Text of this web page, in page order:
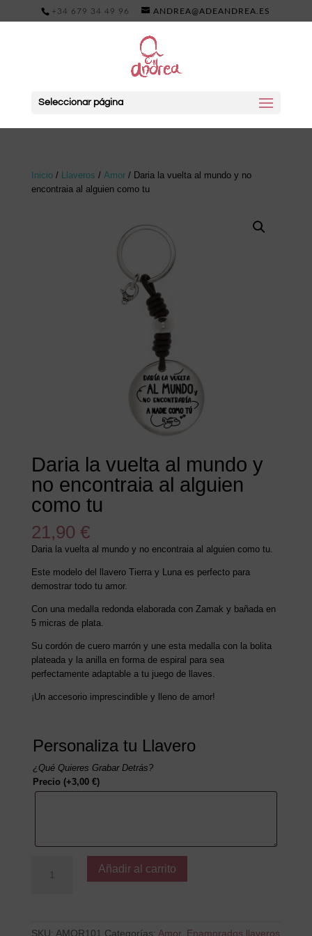
+34 679 34 49 96 ANDREA@ADEANDREA.ES
Seleccionar página
Inicio/ Llaveros / Amor/ Daria la vuelta al mundo y no
encontraia al alguien como tu
Daria la vuelta al mundo y
no encontraia al alguien
como tu
21,90 €
Daria la vuelta al mundo y no encontraia al alguien como tu.
Este modelo del llavero Tierra y Luna es perfecto para
demostrar todo tu amor.
Con una medalla redonda elaborada con Zamak y bañada en
5 micras de plata.
Su cordón de cuero marrón y une esta medalla con la bolita
plateada y la anilla en forma de espiral para sea
perfectamente adaptable a tu juego de llaves.
¡Un accesorio imprescindible y lleno de amor!
Personaliza tu Llavero
¿Qué Quieres Grabar Detrás?
Precio (+3,00 €)
y
Añadir al carrito
SKU: AMOR101 Categorías: Amor, Enamorados llaveros